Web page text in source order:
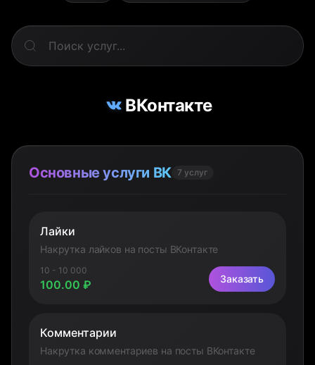
ВКонтакте
Основные услуги ВК 7 услуг
Лайки
Накрутка лайков на посты ВКонтакте
10 - 10 000
100.00 ₽ Заказать
Комментарии
Накрутка комментариев на посты ВКонтакте